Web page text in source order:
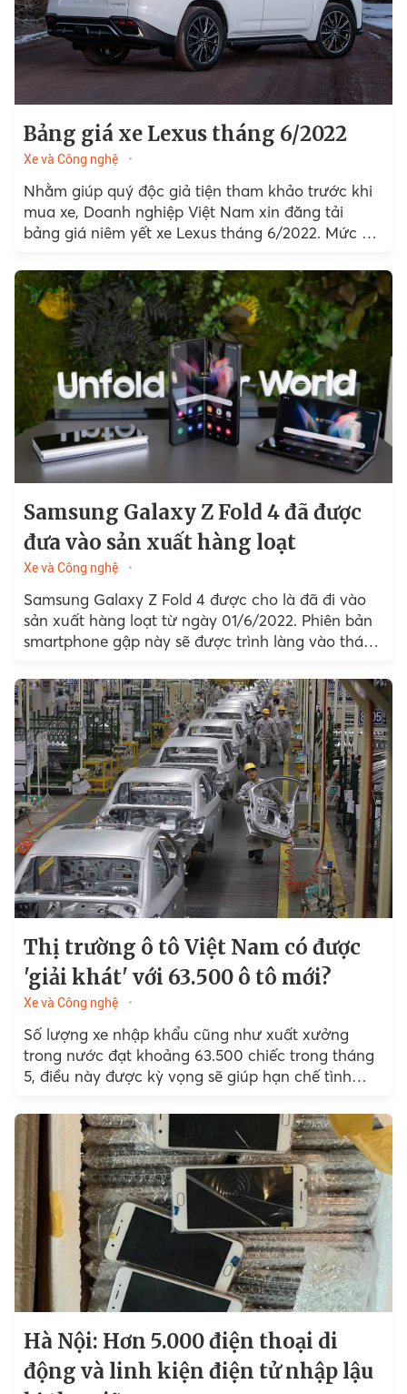
Bảng giá xe Lexus tháng 6/2022
Xe và Công nghệ
Nhằm giúp quý độc giả tiện tham khảo trước khi
mua xe, Doanh nghiệp Việt Nam xin đăng tải
bảng giá niêm yết xe Lexus tháng 6/2022. Mức giá
Samsung Galaxy Z Fold 4 đã được
đưa vào sản xuất hàng loạt
Xe và Công nghệ
Samsung Galaxy Z Fold 4 được cho là đã đi vào
sản xuất hàng loạt từ ngày 01/6/2022. Phiên bản
smartphone gập này sẽ được trình làng vào tháng
Thị trường ô tô Việt Nam có được
'giải khát' với 63.500 ô tô mới?
Xe và Công nghệ
Số lượng xe nhập khẩu cũng như xuất xưởng
trong nước đạt khoảng 63.500 chiếc trong tháng
5, điều này được kỳ vọng sẽ giúp hạn chế tình
Hà Nội: Hơn 5.000 điện thoại di
động và linh kiện điện tử nhập lậu